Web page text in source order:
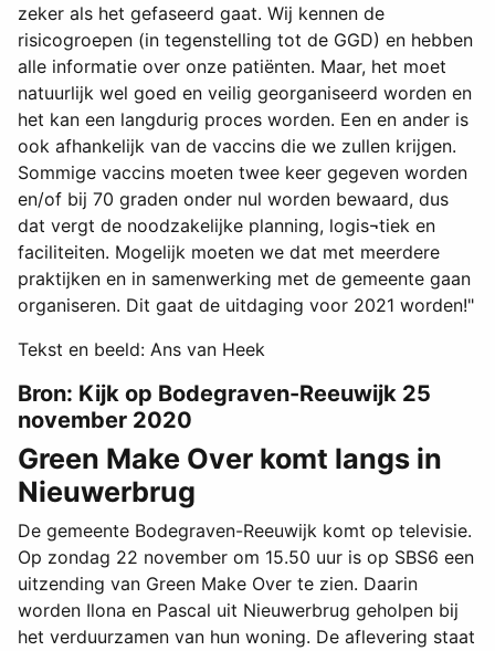
zeker als het gefaseerd gaat. Wij kennen de
risicogroepen (in tegenstelling tot de GGD) en hebben
alle informatie over onze patiënten. Maar, het moet
natuurlijk wel goed en veilig georganiseerd worden en
het kan een langdurig proces worden. Een en ander is
ook afhankelijk van de vaccins die we zullen krijgen.
Sommige vaccins moeten twee keer gegeven worden
en/of bij 70 graden onder nul worden bewaard, dus
dat vergt de noodzakelijke planning, logis¬tiek en
faciliteiten. Mogelijk moeten we dat met meerdere
praktijken en in samenwerking met de gemeente gaan
organiseren. Dit gaat de uitdaging voor 2021 worden!"
Tekst en beeld: Ans van Heek
Bron: Kijk op Bodegraven-Reeuwijk 25
november 2020
Green Make Over komt langs in
Nieuwerbrug
De gemeente Bodegraven-Reeuwijk komt op televisie.
Op zondag 22 november om 15.50 uur is op SBS6 een
uitzending van Green Make Over te zien. Daarin
worden Ilona en Pascal uit Nieuwerbrug geholpen bij
het verduurzamen van hun woning. De aflevering staat